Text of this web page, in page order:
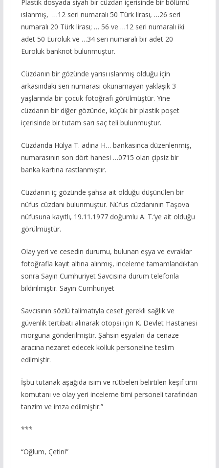
Plastik dosyada siyah bir cüzdan içerisinde bir bölümü
ıslanmış, …12 seri numaralı 50 Türk lirası, …26 seri
numaralı 20 Türk lirası; … 56 ve …12 seri numaralı iki
adet 50 Euroluk ve …34 seri numaralı bir adet 20
Euroluk banknot bulunmuştur.
Cüzdanın bir gözünde yarısı ıslanmış olduğu için
arkasındaki seri numarası okunamayan yaklaşık 3
yaşlarında bir çocuk fotoğrafı görülmüştür. Yine
cüzdanın bir diğer gözünde, küçük bir plastik poşet
içerisinde bir tutam sarı saç teli bulunmuştur.
Cüzdanda Hülya T. adına H… bankasınca düzenlenmiş,
numarasının son dört hanesi …0715 olan çipsiz bir
banka kartına rastlanmıştır.
Cüzdanın iç gözünde şahsa ait olduğu düşünülen bir
nüfus cüzdanı bulunmuştur. Nüfus cüzdanının Taşova
nüfusuna kayıtlı, 19.11.1977 doğumlu A. T.’ye ait olduğu
görülmüştür.
Olay yeri ve cesedin durumu, bulunan eşya ve evraklar
fotoğrafla kayıt altına alınmış, inceleme tamamlandıktan
sonra Sayın Cumhuriyet Savcısına durum telefonla
bildirilmiştir. Sayın Cumhuriyet
Savcısının sözlü talimatıyla ceset gerekli sağlık ve
güvenlik tertibatı alınarak otopsi için K. Devlet Hastanesi
morguna gönderilmiştir. Şahsın eşyaları da cenaze
aracına nezaret edecek kolluk personeline teslim
edilmiştir.
İşbu tutanak aşağıda isim ve rütbeleri belirtilen keşif timi
komutanı ve olay yeri inceleme timi personeli tarafından
tanzim ve imza edilmiştir.”
***
“Oğlum, Çetin!”